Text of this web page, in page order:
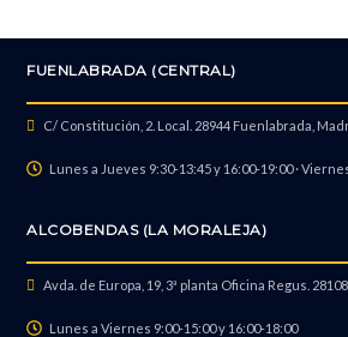
Quitar
FUENLABRADA (CENTRAL)
C/ Constitución, 2. Local. 28944 Fuenlabrada,
Lunes a Jueves 9:30-13:45 y 16:00-19:00 ·
ALCOBENDAS (LA MORALEJA)
Avda. de Europa, 19, 3ª planta Oficina Regus.
Lunes a Viernes 9:00-15:00 y 16:00-18:00